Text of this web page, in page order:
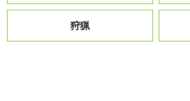
狩猟